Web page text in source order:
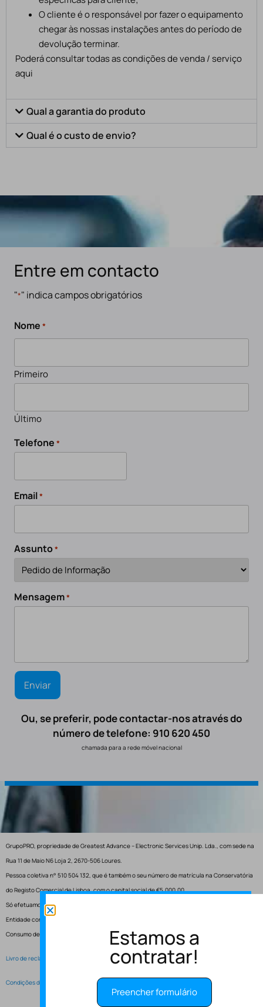
O cliente é o responsável por fazer o equipamento
chegar às nossas instalações antes do período de
devolução terminar.
Poderá consultar todas as condições de venda / serviço
aqui
Qual a garantia do produto
Qual é o custo de envio?
Entre em contacto
"*" indica campos obrigatórios
Nome *
Primeiro
Último
Telefone *
Email*
Assunto*
Mensagem*
Ou, se preferir, pode contactar-nos através do
número de telefone: 910 620 450
chamada para a rede móvel nacional
GrupoPRO, propriedade de Greatest Advance – Electronic Services Unip. Lda., com sede na
Rua 11 de Maio N6 Loja 2, 2670-506 Loures.
Pessoa coletiva n° 510 504 132, que é também o seu número de matrícula na Conservatória
do Registo Comercial de Lisboa, com o capital social de €5.000,00.
Só efetuamos entregas em Portugal.
Entidade competente para resolução de conflitos – Centro de Arbitragem de Conflitos de
Consumo de Lisboa.
Livro de reclamações electrónico
Condições de Serviço
Estamos a
contratar!
Preencher formulário